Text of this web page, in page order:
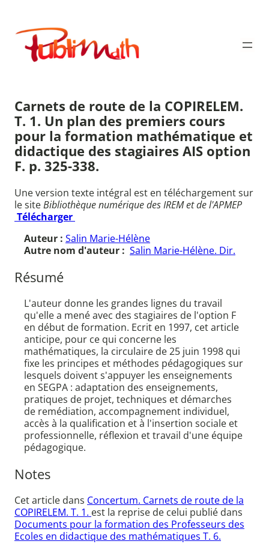
contenu
Publimath
Carnets de route de la COPIRELEM.
T. 1. Un plan des premiers cours
pour la formation mathématique et
didactique des stagiaires AIS option
F. p. 325-338.
Une version texte intégral est en téléchargement sur
le siteBibliothèque numérique des IREM et de l'APMEP
Télécharger
Auteur : Salin Marie-Hélène
Autre nom d'auteur : Salin Marie-Hélène. Dir.
Résumé
L'auteur donne les grandes lignes du travail
qu'elle a mené avec des stagiaires de l'option F
en début de formation. Ecrit en 1997, cet article
anticipe, pour ce qui concerne les
mathématiques, la circulaire de 25 juin 1998 qui
fixe les principes et méthodes pédagogiques sur
lesquels doivent s'appuyer les enseignements
en SEGPA : adaptation des enseignements,
pratiques de projet, techniques et démarches
de remédiation, accompagnement individuel,
accès à la qualification et à l'insertion sociale et
professionnelle, réflexion et travail d'une équipe
pédagogique.
Notes
Cet article dans Concertum. Carnets de route de la
COPIRELEM. T. 1. est la reprise de celui publié dans
Documents pour la formation des Professeurs des
Ecoles en didactique des mathématiques T. 6.